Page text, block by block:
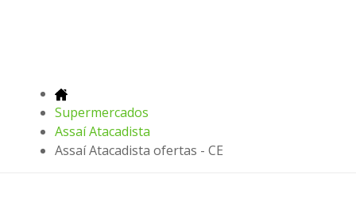
Supermercados
Assaí Atacadista
Assaí Atacadista ofertas - CE